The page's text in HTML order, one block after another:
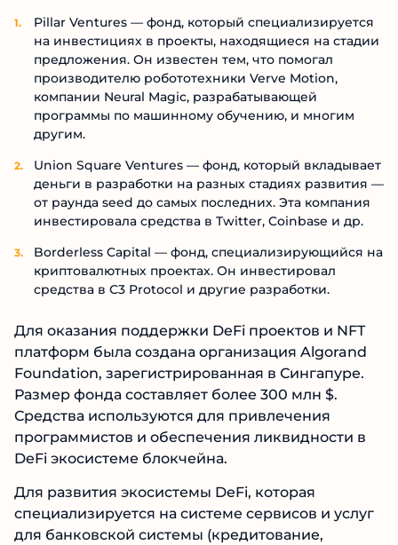
Pillar Ventures — фонд, который специализируется
на инвестициях в проекты, находящиеся на стадии
предложения. Он известен тем, что помогал
производителю робототехники Verve Motion,
компании Neural Magic, разрабатывающей
программы по машинному обучению, и многим
другим.
Union Square Ventures — фонд, который вкладывает
деньги в разработки на разных стадиях развития —
от раунда seed до самых последних. Эта компания
инвестировала средства в Twitter, Coinbase и др.
Borderless Capital — фонд, специализирующийся на
криптовалютных проектах. Он инвестировал
средства в С3 Protocol и другие разработки.
Для оказания поддержки DeFi проектов и NFT
платформ была создана организация Algorand
Foundation, зарегистрированная в Сингапуре.
Размер фонда составляет более 300 млн $.
Средства используются для привлечения
программистов и обеспечения ликвидности в
DeFi экосистеме блокчейна.
Для развития экосистемы DeFi, которая
специализируется на системе сервисов и услуг
для банковской системы (кредитование,